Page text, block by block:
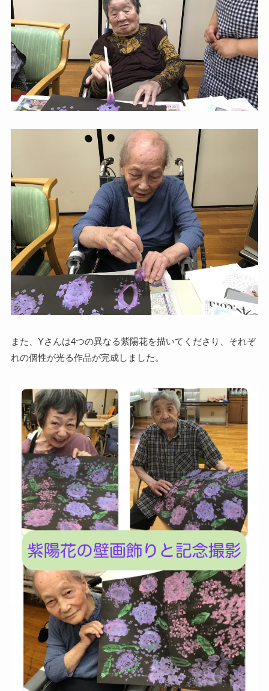
また、Yさんは4つの異なる紫陽花を描いてくださり、それぞ
れの個性が光る作品が完成しました。